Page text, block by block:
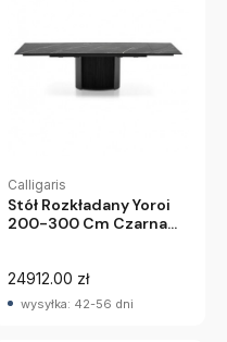
Calligaris
Stół Rozkładany Yoroi
200-300 Cm Czarna
24912.00 zł
wysyłka: 42-56 dni